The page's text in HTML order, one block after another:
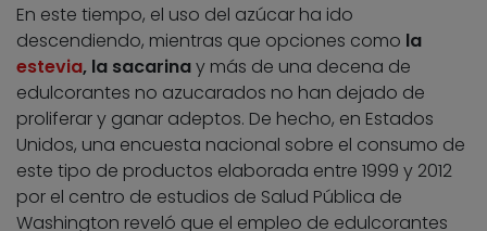
En este tiempo, el uso del azúcar ha ido
descendiendo, mientras que opciones como la
estevia, la sacarinay más de una decena de
edulcorantes no azucarados no han dejado de
proliferar y ganar adeptos. De hecho, en Estados
Unidos, una encuesta nacional sobre el consumo de
este tipo de productos elaborada entre 1999 y 2012
por el centro de estudios de Salud Pública de
Washington reveló que el empleo de edulcorantes